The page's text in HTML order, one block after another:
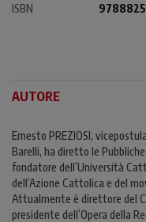
ISBN
AUTORE
Ernesto PREZIOSI,
Barelli, ha diretto le
fondatore dell’Università
dell’Azione Cattolica e del
Attualmente è direttore del
presidente dell’Opera della